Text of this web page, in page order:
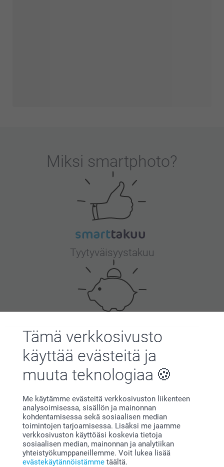
Tämä verkkosivusto
käyttää evästeitä ja
muuta teknologiaa
Me käytämme evästeitä verkkosivuston liikenteen
analysoimisessa, sisällön ja mainonnan
kohdentamisessa sekä sosiaalisen median
toimintojen tarjoamisessa. Lisäksi me jaamme
verkkosivuston käyttöäsi koskevia tietoja
sosiaalisen median, mainonnan ja analytiikan
yhteistyökumppaneillemme. Voit lukea lisää
evästekäytännöistämme täältä.
Miksi smartphoto?
Tyytyväisyystakuu
Bonusta kaikista tilauksista
Etsitkö inspiraatiota?